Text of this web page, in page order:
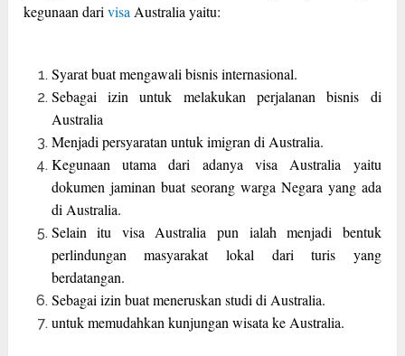
kegunaan darivisa Australia yaitu:
Syarat buat mengawali bisnis internasional.
Sebagai izin untuk melakukan perjalanan bisnis di
Australia
Menjadi persyaratan untuk imigran di Australia.
Kegunaan utama dari adanya visa Australia yaitu
dokumen jaminan buat seorang warga Negara yang ada
di Australia.
Selain itu visa Australia pun ialah menjadi bentuk
perlindungan masyarakat lokal dari turis yang
berdatangan.
Sebagai izin buat meneruskan studi di Australia.
untuk memudahkan kunjungan wisata ke Australia.